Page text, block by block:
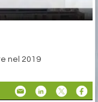
nel 2019